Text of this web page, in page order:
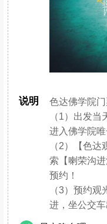
说明
色达佛学院门
（1）出发
进入佛学院
（2）【色
索【喇荣沟
预约！
（3）预约
进，坐公交车